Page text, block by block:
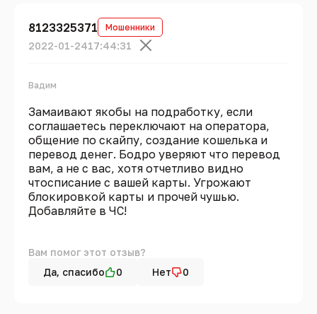
8123325371 Мошенники
2022-01-2417:44:31
Вадим
Замаивают якобы на подработку, если
соглашаетесь переключают на оператора,
общение по скайпу, создание кошелька и
перевод денег. Бодро уверяют что перевод
вам, а не с вас, хотя отчетливо видно
чтосписание с вашей карты. Угрожают
блокировкой карты и прочей чушью.
Добавляйте в ЧС!
Вам помог этот отзыв?
Да, спасибо
0 Нет 0